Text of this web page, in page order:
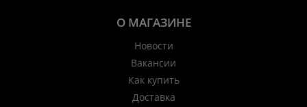
О МАГАЗИНЕ
Новости
Вакансии
Как купить
Доставка